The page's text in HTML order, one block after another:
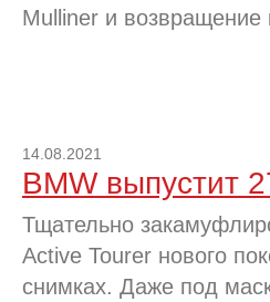
Mulliner и возвращение
14.08.2021
BMW выпустит
Тщательно
Active Tourer нового
снимках. Даже под